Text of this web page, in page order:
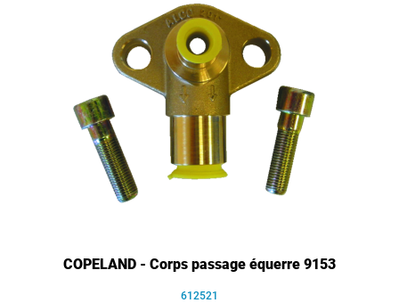
COPELAND - Corps passage équerre 9153
612521